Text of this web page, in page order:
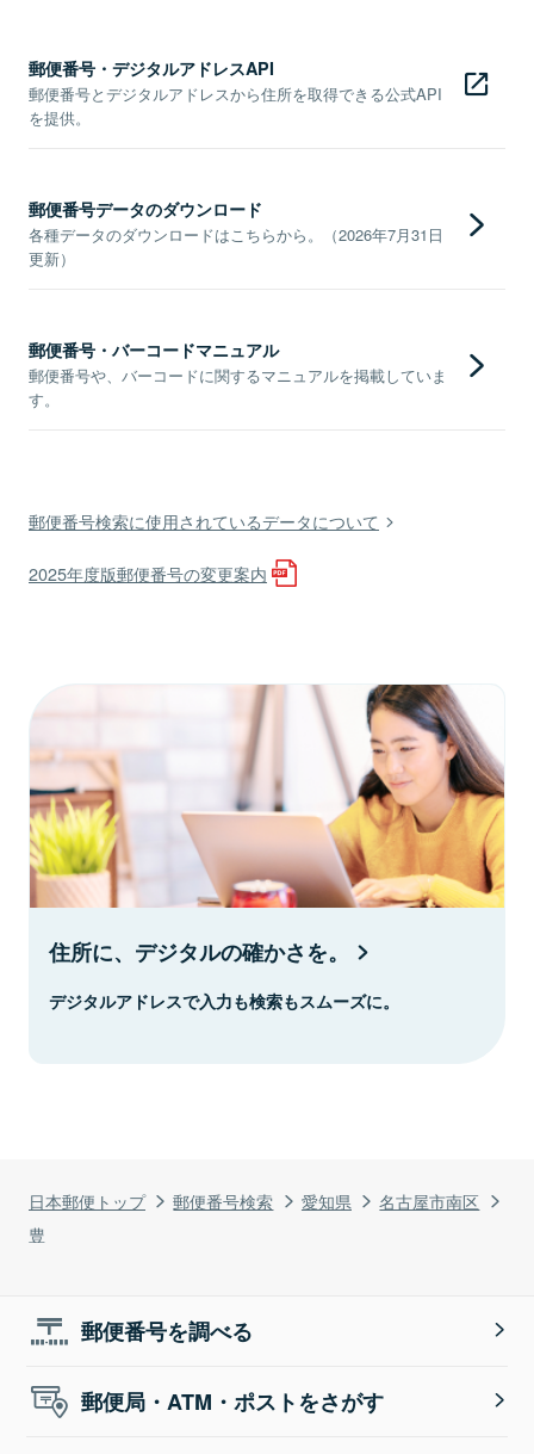
日本郵便トップ 郵便番号検索 愛知県
名古屋市南区
豊
郵便番号・デジタルアドレスAPI
郵便番号とデジタルアドレスから住所を取得できる公式API
を提供。
郵便番号データのダウンロード
各種データのダウンロードはこちらから。（2026年7月31日
更新）
郵便番号・バーコードマニュアル
郵便番号や、バーコードに関するマニュアルを掲載していま
す。
郵便番号検索に使用されているデータについて
2025年度版郵便番号の変更案内
住所に、デジタルの確かさを。
デジタルアドレスで入力も検索もスムーズに。
郵便番号を調べる
郵便局・ATM・ポストをさがす